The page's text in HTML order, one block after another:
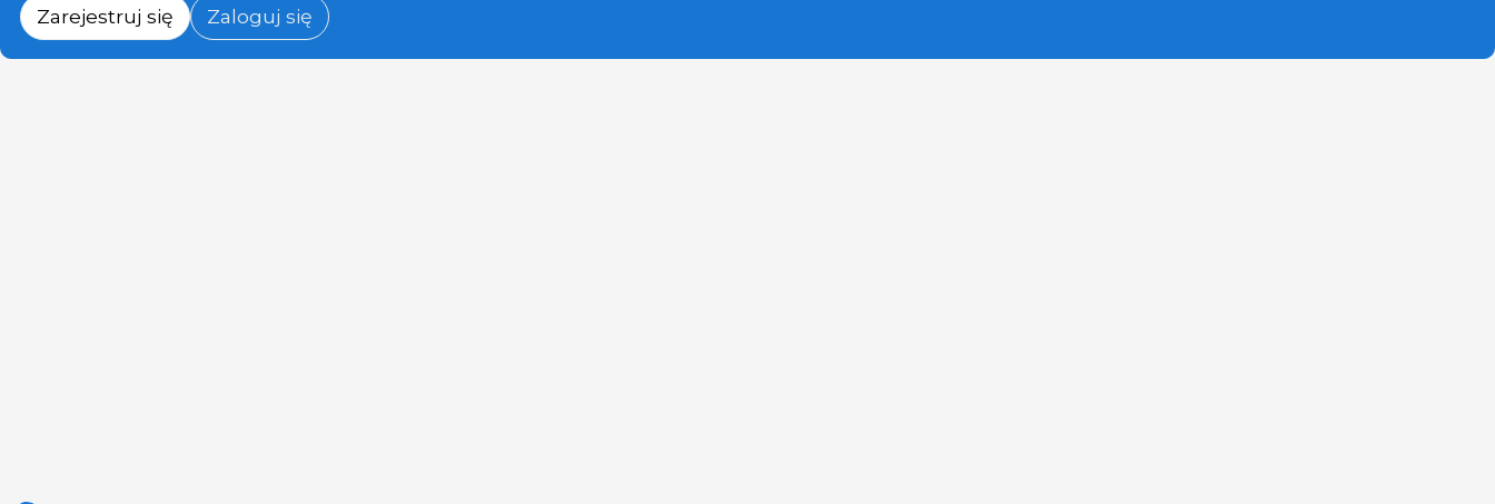
Zarejestruj się Zaloguj się